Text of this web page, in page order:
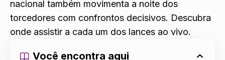
nacional também movimenta a noite dos
torcedores com confrontos decisivos. Descubra
onde assistir a cada um dos lances ao vivo.
Você encontra aqui